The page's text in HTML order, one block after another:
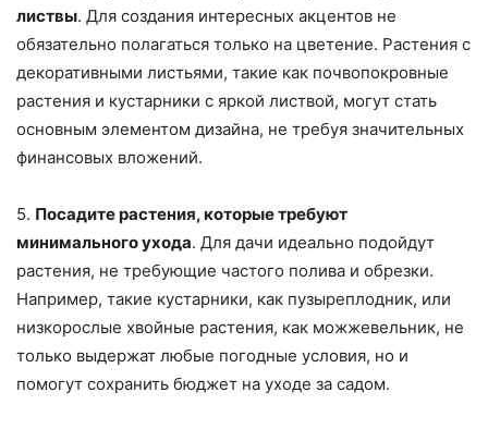
листвы. Для создания интересных акцентов не
обязательно полагаться только на цветение. Растения с
декоративными листьями, такие как почвопокровные
растения и кустарники с яркой листвой, могут стать
основным элементом дизайна, не требуя значительных
финансовых вложений.
5. Посадите растения, которые требуют
минимального ухода. Для дачи идеально подойдут
растения, не требующие частого полива и обрезки.
Например, такие кустарники, как пузыреплодник, или
низкорослые хвойные растения, как можжевельник, не
только выдержат любые погодные условия, но и
помогут сохранить бюджет на уходе за садом.